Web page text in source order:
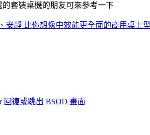
套裝桌機的朋友可來參考一下
安靜 比你想像中效能更全面的商用桌上
回復或跳出 BSOD 畫面